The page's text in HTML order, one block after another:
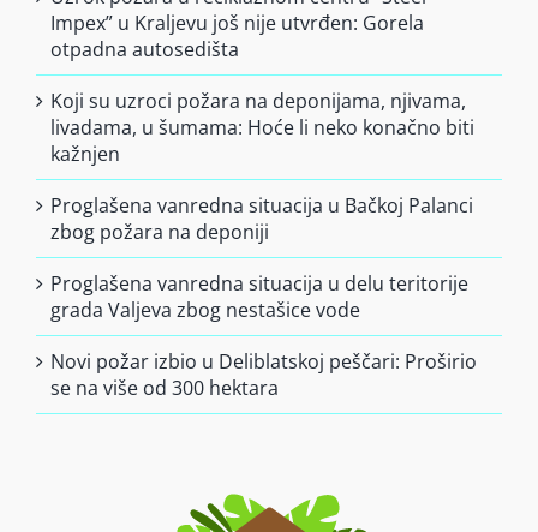
Impex” u Kraljevu još nije utvrđen: Gorela
otpadna autosedišta
Koji su uzroci požara na deponijama, njivama,
livadama, u šumama: Hoće li neko konačno biti
kažnjen
Proglašena vanredna situacija u Bačkoj Palanci
zbog požara na deponiji
Proglašena vanredna situacija u delu teritorije
grada Valjeva zbog nestašice vode
Novi požar izbio u Deliblatskoj peščari: Proširio
se na više od 300 hektara